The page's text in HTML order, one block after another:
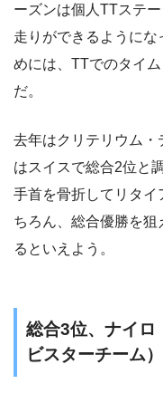
ーズンは個人TTステ
走りができるように
めには、TTでのタイ
だ。
去年はクリテリウム
はスイスで総合2位と
手首を骨折してリタイ
ちろん、総合優勝を
るといえよう。
総合3位、ナイロ
ビスターチーム）